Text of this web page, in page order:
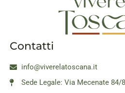
Contatti
info@viverelatoscana.it
Sede Legale: Via Mecenate 84/